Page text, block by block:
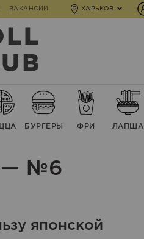
ВАКАНСИИ ХАРЬКОВ
БУРГЕРЫ ФРИ ЛАПША
— №6
японской